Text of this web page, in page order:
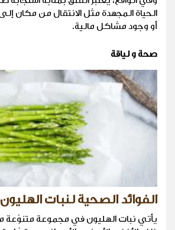
الحياة المجهدة مثل الانتقال من مكان إلى
أو وجود مشاكل مالية.
صحة و لياقة
الفوائد الصحية لنبات الهليون
يأتي نبات الهليون في مجموعة متنوّعة